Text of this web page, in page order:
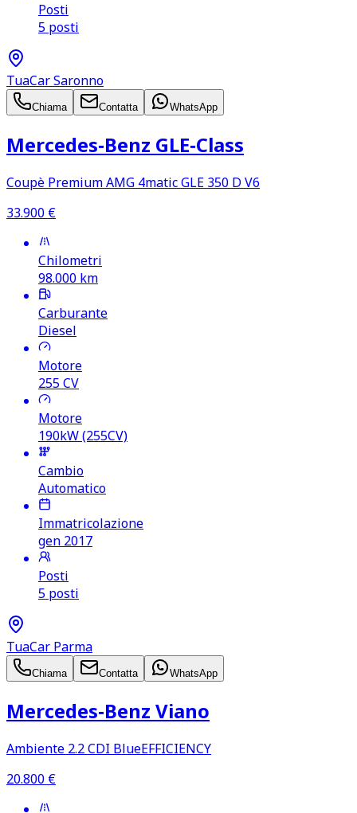
Posti
5 posti
TuaCar Saronno
Chiama Contatta WhatsApp
Mercedes‑Benz GLE‑Class
Coupè Premium AMG 4matic GLE 350 D V6
33.900 €
Chilometri
98.000 km
Carburante
Diesel
Motore
255CV
Motore
190kW (255CV)
Cambio
Automatico
Immatricolazione
gen 2017
Posti
5 posti
TuaCar Parma
Chiama Contatta WhatsApp
Mercedes‑Benz Viano
Ambiente 2.2 CDI BlueEFFICIENCY
20.800 €